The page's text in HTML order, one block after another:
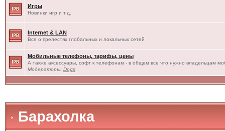
Игры
Новинки игр и т.д.
Internet & LAN
Все о прелестях глобальных и локальных сетей
Мобильные телефоны, тарифы, цены
А также аксессуары, софт к телефонам - в общем все что нужно владельцам
Модераторы: Dogs
Барахолка